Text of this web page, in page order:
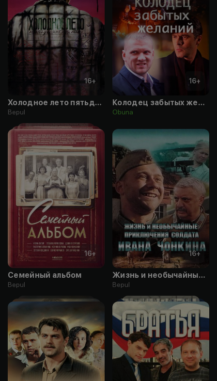
16+
Холодное лето пятьдесят третьего...
Bepul
16+
Колодец забытых желаний
Obuna
16+
Семейный альбом
Bepul
16+
Жизнь и необычайные приключения солдата Ивана Чонкина
Bepul